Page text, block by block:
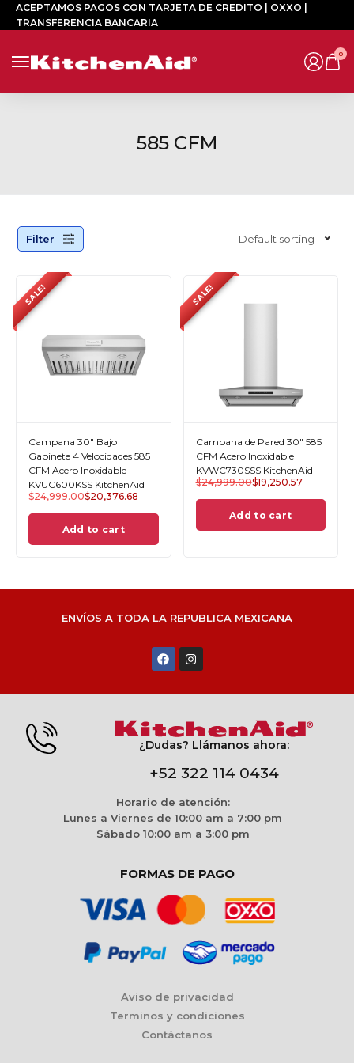
ACEPTAMOS PAGOS CON TARJETA DE CREDITO | OXXO |
TRANSFERENCIA BANCARIA
0
585 CFM
Filter Default sorting
SALE!
Campana 30" Bajo
Gabinete 4 Velocidades 585
CFM Acero Inoxidable
KVUC600KSS KitchenAid
$24,999.00$20,376.68
Add to cart
SALE!
Campana de Pared 30" 585
CFM Acero Inoxidable
KVWC730SSS KitchenAid
$24,999.00$19,250.57
Add to cart
ENVÍOS A TODA LA REPUBLICA MEXICANA
¿Dudas? Llámanos ahora:
+52 322 114 0434
Horario de atención:
Lunes a Viernes de 10:00 am a 7:00 pm
Sábado 10:00 am a 3:00 pm
FORMAS DE PAGO
Aviso de privacidad
Terminos y condiciones
Contáctanos